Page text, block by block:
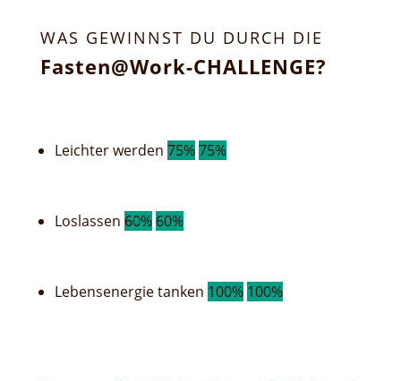
WAS GEWINNST DU DURCH DIE
Fasten@Work-CHALLENGE?
Leichter werden 75%75%
Loslassen 60% 60%
Lebensenergie tanken 100% 100%